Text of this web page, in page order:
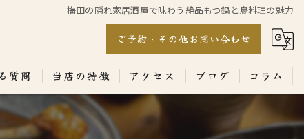
梅田の隠れ家居酒屋で味わう絶品もつ鍋と鳥料理の魅力
ご予約・その他お問い合わせ
質問 当店の特徴
居酒屋
アクセス ブログ コラム